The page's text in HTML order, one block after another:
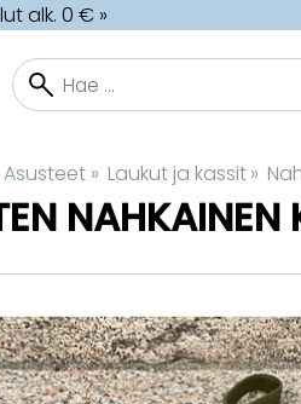
alk. 0 € »
Asusteet ‪» Laukut ja kassit‪»
NAHKAINEN